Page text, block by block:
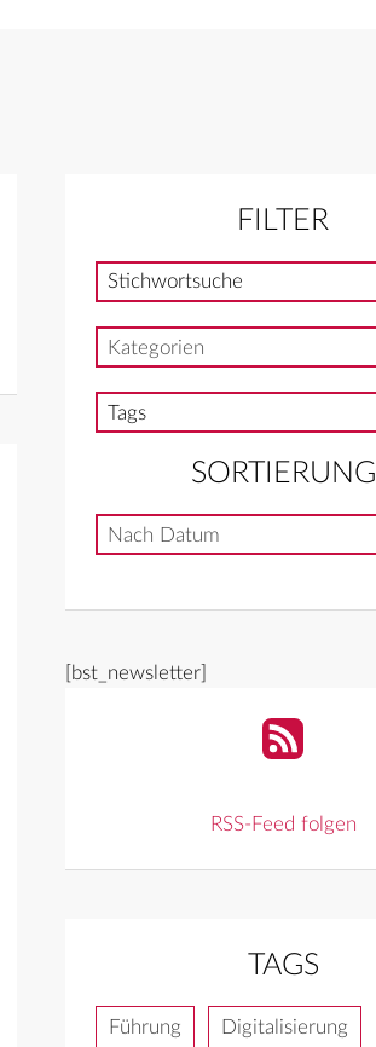
FILTER
Stichwortsuche
Kategorien
Kategorien
Tags
Tags
SORTIERUNG
Nach Datum
[bst_newsletter]
RSS-Feed folgen
TAGS
Führung Digitalisierung